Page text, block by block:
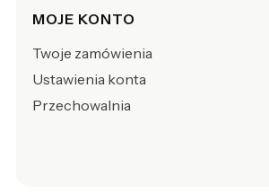
MOJE KONTO
Twoje zamówienia
Ustawienia konta
Przechowalnia